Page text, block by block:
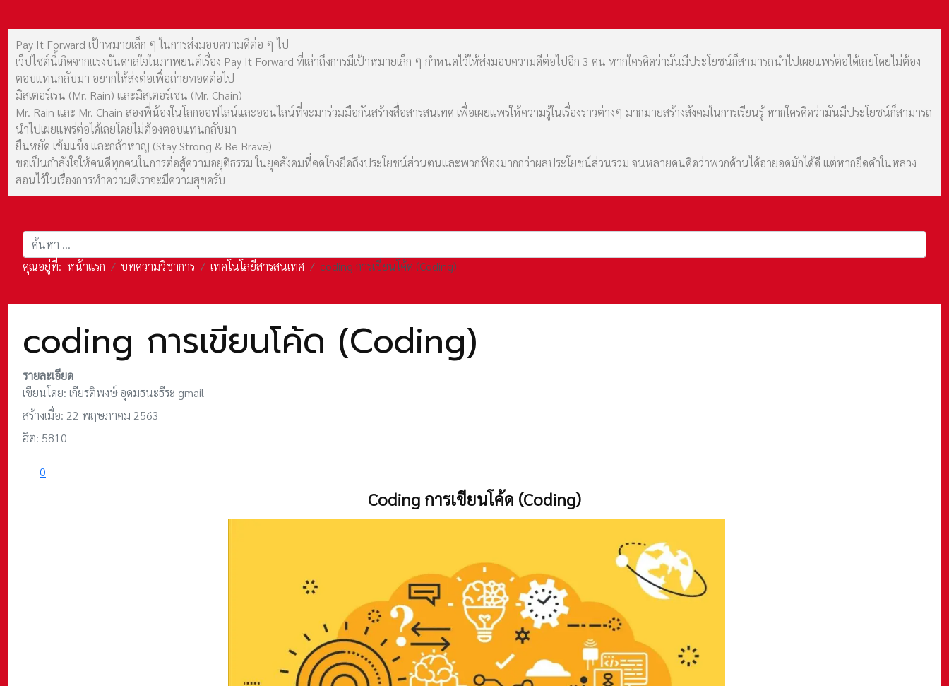
Pay It Forward เป้าหมายเล็ก ๆ ในการส่งมอบความดีต่อ ๆ ไป
เว็ปไซต์นี้เกิดจากแรงบันดาลใจในภาพยนต์เรื่อง Pay It Forward ที่เล่าถึงการมีเป้าหมายเล็ก ๆ กำหนดไว้ให้ส่งมอบความดีต่อไปอีก 3 คน หากใครคิดว่ามันมีประโยชน์ก็สามารถนำไปเผยแพร่ต่อได้เลยโดยไม่ต้อง
ตอบแทนกลับมา อยากให้ส่งต่อเพื่อถ่ายทอดต่อไป
มิสเตอร์เรน (Mr. Rain) และมิสเตอร์เชน (Mr. Chain)
Mr. Rain และ Mr. Chain สองพี่น้องในโลกออฟไลน์และออนไลน์ที่จะมาร่วมมือกันสร้างสื่อสารสนเทศ เพื่อเผยแพร่ให้ความรู้ในเรื่องราวต่างๆ มากมายสร้างสังคมในการเรียนรู้ หากใครคิดว่ามันมีประโยชน์ก็สามารถ
นำไปเผยแพร่ต่อได้เลยโดยไม่ต้องตอบแทนกลับมา
ยืนหยัด เข้มแข็ง และกล้าหาญ (Stay Strong & Be Brave)
ขอเป็นกำลังใจให้คนดีทุกคนในการต่อสู้ความอยุติธรรม ในยุคสังคมที่คดโกงยึดถึงประโยชน์ส่วนตนและพวกฟ้องมากกว่าผลประโยชน์ส่วนรวม จนหลายคนคิดว่าพวกด้านได้อายอดมักได้ดี แต่หากยึดคำในหลวง
สอนไว้ในเรื่องการทำความดีเราจะมีความสุขครับ
การค้นหา
คุณอยู่ที่: หน้าแรก บทความวิชาการ เทคโนโลยีสารสนเทศ coding การเขียนโค้ด (Coding)
coding การเขียนโค้ด (Coding)
รายละเอียด
เขียนโดย: เกียรติพงษ์ อุดมธนะธีระ gmail
สร้างเมื่อ: 22 พฤษภาคม 2563
ฮิต: 5810
0
Coding การเขียนโค้ด (Coding)